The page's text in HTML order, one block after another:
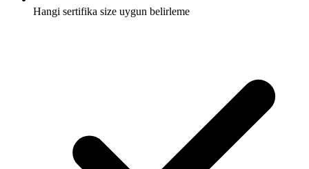
Hangi sertifika size uygun belirleme